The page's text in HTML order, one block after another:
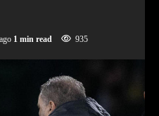
1 min read 935